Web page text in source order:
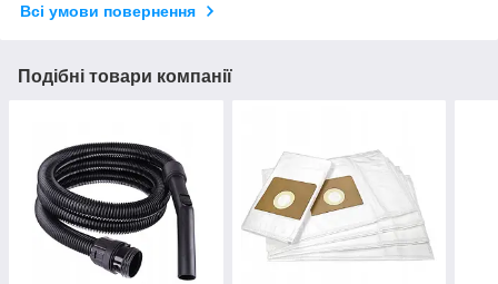
Всі умови повернення
Подібні товари компанії